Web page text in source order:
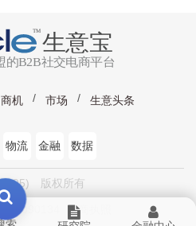
商机 市场 生意头条
物流 金融 数据
版权所有
20090134
工商执照